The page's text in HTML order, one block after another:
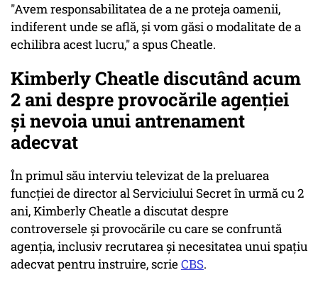
"Avem responsabilitatea de a ne proteja oamenii,
indiferent unde se află, și vom găsi o modalitate de a
echilibra acest lucru," a spus Cheatle.
Kimberly Cheatle discutând acum
2 ani despre provocările agenției
și nevoia unui antrenament
adecvat
În primul său interviu televizat de la preluarea
funcției de director al Serviciului Secret în urmă cu 2
ani, Kimberly Cheatle a discutat despre
controversele și provocările cu care se confruntă
agenția, inclusiv recrutarea și necesitatea unui spațiu
adecvat pentru instruire, scrieCBS.